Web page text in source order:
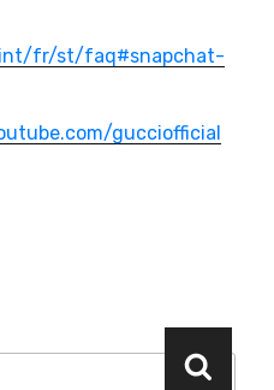
fr/st/faq#snapchat-
gucciofficial